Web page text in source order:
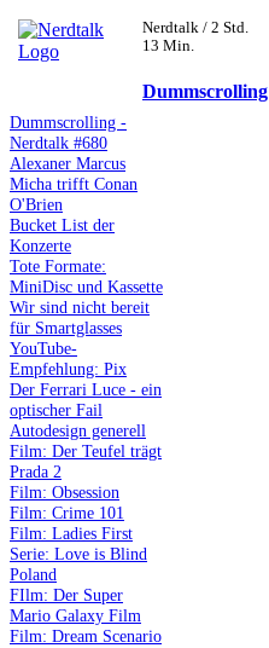
Nerdtalk / 2 Std.
13 Min.
Dummscrolling
Dummscrolling -
Nerdtalk #680
Alexaner Marcus
Micha trifft Conan
O'Brien
Bucket List der
Konzerte
Tote Formate:
MiniDisc und Kassette
Wir sind nicht bereit
für Smartglasses
YouTube-
Empfehlung: Pix
Der Ferrari Luce - ein
optischer Fail
Autodesign generell
Film: Der Teufel trägt
Prada 2
Film: Obsession
Film: Crime 101
Film: Ladies First
Serie: Love is Blind
Poland
FIlm: Der Super
Mario Galaxy Film
Film: Dream Scenario